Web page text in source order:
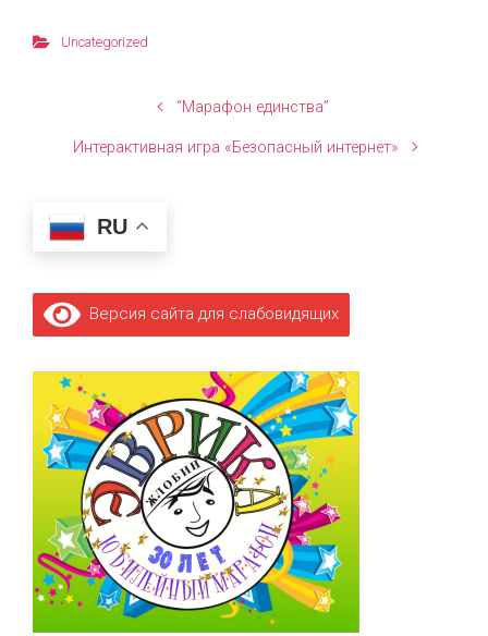
Uncategorized
“Марафон единства”
Интерактивная игра «Безопасный интернет»
RU
Версия сайта для слабовидящих